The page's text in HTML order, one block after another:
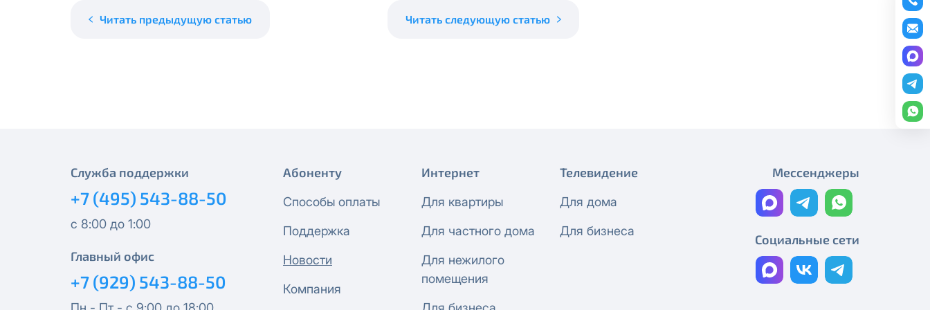
Читать предыдущую статью Читать следующую статью
Технические работы Смотрёшка
Технические работы Смотрёшка
Технические работы Смотрёшка
Реорганизация узла связи
Служба поддержки
+7 (495) 543-88-50
с 8:00 до 1:00
Главный офис
+7 (929) 543-88-50
Абоненту
Способы оплаты
Поддержка
Новости
Компания
Интернет
Для квартиры
Для частного дома
Для нежилого
помещения
Телевидение
Для дома
Для бизнеса
Мессенджеры
Социальные сети
МойДом300
IP-адрес будет прекращено без дополнительного уведомления.